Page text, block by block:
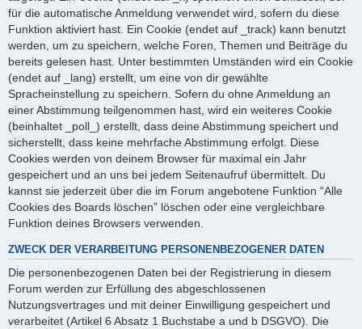
für die automatische Anmeldung verwendet wird, sofern du diese
Funktion aktiviert hast. Ein Cookie (endet auf _track) kann benutzt
werden, um zu speichern, welche Foren, Themen und Beiträge du
bereits gelesen hast. Unter bestimmten Umständen wird ein Cookie
(endet auf _lang) erstellt, um eine von dir gewählte
Spracheinstellung zu speichern. Sofern du ohne Anmeldung an
einer Abstimmung teilgenommen hast, wird ein weiteres Cookie
(beinhaltet _poll_) erstellt, dass deine Abstimmung speichert und
sicherstellt, dass keine mehrfache Abstimmung erfolgt. Diese
Cookies werden von deinem Browser für maximal ein Jahr
gespeichert und an uns bei jedem Seitenaufruf übermittelt. Du
kannst sie jederzeit über die im Forum angebotene Funktion “Alle
Cookies des Boards löschen” löschen oder eine vergleichbare
Funktion deines Browsers verwenden.
ZWECK DER VERARBEITUNG PERSONENBEZOGENER DATEN
Die personenbezogenen Daten bei der Registrierung in diesem
Forum werden zur Erfüllung des abgeschlossenen
Nutzungsvertrages und mit deiner Einwilligung gespeichert und
verarbeitet (Artikel 6 Absatz 1 Buchstabe a und b DSGVO). Die